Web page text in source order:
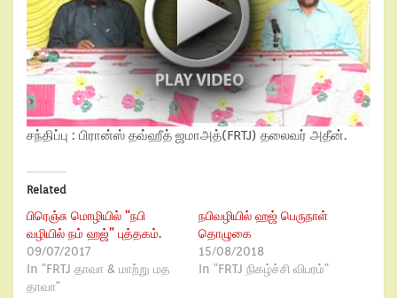
சந்திப்பு : பிரான்ஸ் தவ்ஹீத் ஜமாஅத்(FRTJ) தலைவர் அதீன்.
Related
பிரெஞ்சு மொழியில் “நபி
வழியில் நம் ஹஜ்” புத்தகம்.
09/07/2017
In "FRTJ தாவா & மாற்று மத
தாவா"
நபிவழியில் ஹஜ் பெருநாள்
தொழுகை
15/08/2018
In "FRTJ நிகழ்ச்சி விபரம்"